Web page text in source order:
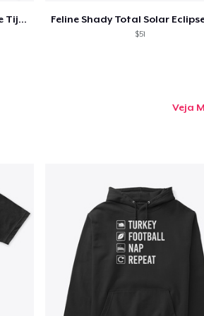
Feline Shady Total Solar Eclipse Tijuana
$51
Veja